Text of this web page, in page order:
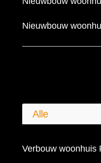
Nieuwbouw
Alle
Verbouw woonhuis